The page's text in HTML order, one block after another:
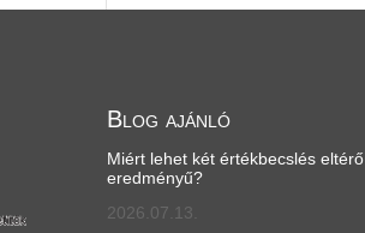
Blog ajánló
Miért lehet két értékbecslés eltérő
eredményű?
2026.07.13.